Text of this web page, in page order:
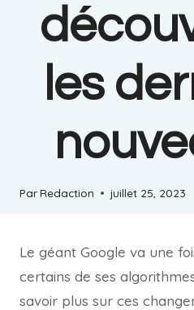
les
ParRedaction juillet 25, 2023
Le géant Google va une
certains de ses
savoir plus sur ces